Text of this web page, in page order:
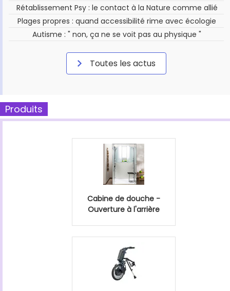
Rétablissement Psy : le contact à la Nature comme allié
Plages propres : quand accessibilité rime avec écologie
Autisme : " non, ça ne se voit pas au physique "
Toutes les actus
Produits
Cabine de douche -
Ouverture à l'arrière